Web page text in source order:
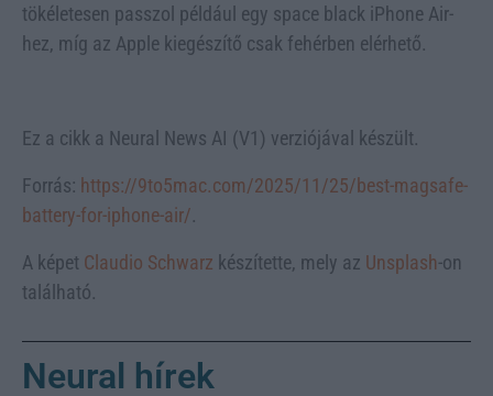
tökéletesen passzol például egy space black iPhone Air-
hez, míg az Apple kiegészítő csak fehérben elérhető.
Ez a cikk a Neural News AI (V1) verziójával készült.
Forrás: https://9to5mac.com/2025/11/25/best-magsafe-
battery-for-iphone-air/.
A képet Claudio Schwarz készítette, mely az Unsplash-on
található.
Neural hírek